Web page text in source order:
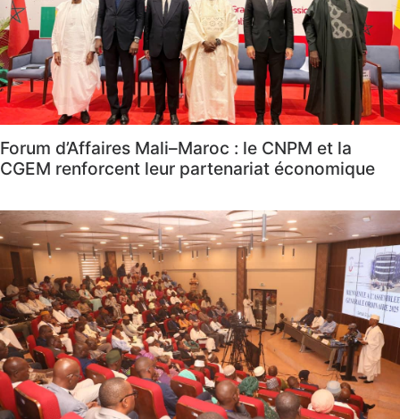
Forum d’Affaires Mali–Maroc : le CNPM et la
CGEM renforcent leur partenariat économique